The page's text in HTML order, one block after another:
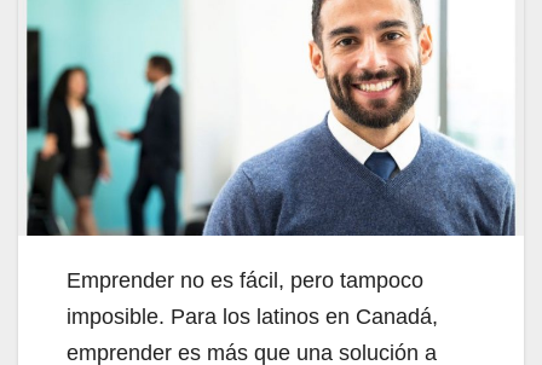
Emprender no es fácil, pero tampoco
imposible. Para los latinos en Canadá,
emprender es más que una solución a